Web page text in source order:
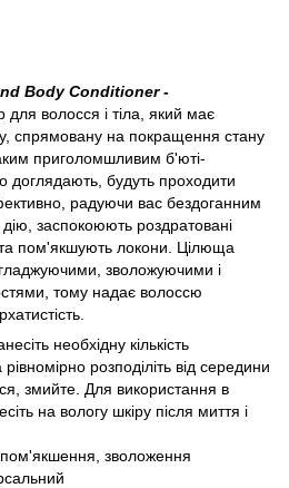
Body Conditioner -
для волосся і тіла, який має
спрямовану на покращення стану
приголомшливим б'юті-
будуть проходити
радуючи вас бездоганним
заспокоюють роздратовані
та пом'якшують локони. Цілюща
зволожуючими і
тому надає волоссю
необхідну кількість
розподіліть від середини
змийте. Для використання в
на вологу шкіру після миття і
зволоження